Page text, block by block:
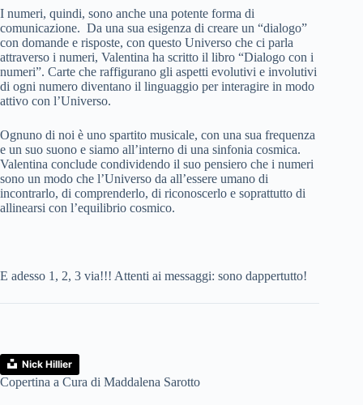
I numeri, quindi, sono anche una potente forma di
comunicazione. Da una sua esigenza di creare un “dialogo”
con domande e risposte, con questo Universo che ci parla
attraverso i numeri, Valentina ha scritto il libro “Dialogo con i
numeri”. Carte che raffigurano gli aspetti evolutivi e involutivi
di ogni numero diventano il linguaggio per interagire in modo
attivo con l’Universo.
Ognuno di noi è uno spartito musicale, con una sua frequenza
e un suo suono e siamo all’interno di una sinfonia cosmica.
Valentina conclude condividendo il suo pensiero che i numeri
sono un modo che l’Universo da all’essere umano di
incontrarlo, di comprenderlo, di riconoscerlo e soprattutto di
allinearsi con l’equilibrio cosmico.
E adesso 1, 2, 3 via!!! Attenti ai messaggi: sono dappertutto!
Nick Hillier
Copertina a Cura di Maddalena Sarotto